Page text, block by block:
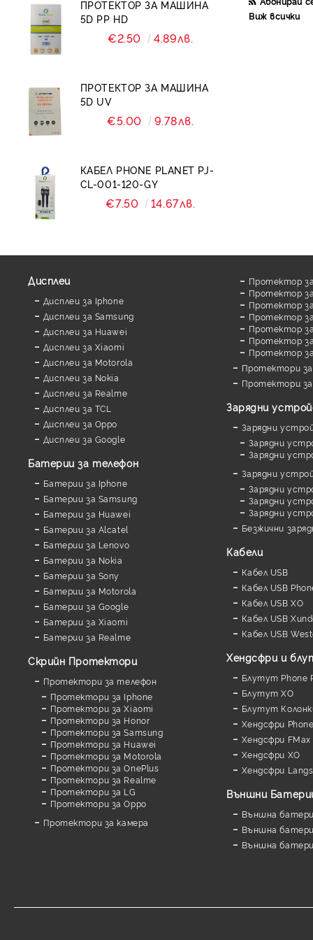
Калъфи Army promo
ПРОТЕКТОР ЗА МАШИНА
5D PP HD
€2.50 4.89лв.
ПРОТЕКТОР ЗА МАШИНА
5D UV
€5.00 9.78лв.
КАБЕЛ PHONE PLANET PJ-
CL-001-120-GY
€7.50 14.67лв.
Виж всички
Дисплеи
Дисплеи за Iphone
Дисплеи за Samsung
Дисплеи за Huawei
Дисплеи за Xiaomi
Дисплеи за Motorola
Дисплеи за Nokia
Дисплеи за Realme
Дисплеи за TCL
Дисплеи за Oppo
Дисплеи за Google
Батерии за телефон
Батерии за Iphone
Батерии за Samsung
Батерии за Huawei
Батерии за Alcatel
Батерии за Lenovo
Батерии за Nokia
Батерии за Sony
Батерии за Motorola
Батерии за Google
Батерии за Xiaomi
Батерии за Realme
Скрийн Протектори
Протектори за телефон
Протектори за Iphone
Протектори за Xiaomi
Протектори за Honor
Протектори за Samsung
Протектори за Huawei
Протектори за Motorola
Протектори за OnePlus
Протектори за Realme
Протектори за LG
Протектори за Oppo
Протектори за камера
Протектор
Протектор
Протектор
Протектор
Протектор
Протектор
Протектор
Протектори
Протектори
Зарядни
Зарядни
Зарядни
Зарядни
Зарядни
Зарядни
Зарядни
Зарядни
Безжични
Кабели
Кабел USB
Кабел USB
Кабел USB XO
Кабел USB
Кабел USB
Хендсфри и
Блутут Phone
Блутут XO
Блутут
Хендсфри
Хендсфри FMax
Хендсфри XO
Хендсфри
Външни
Външна
Външна
Външна